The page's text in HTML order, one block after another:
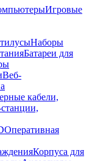
Игровые
Наборы
Батареи для
Веб-
кабели,
Оперативная
Корпуса для